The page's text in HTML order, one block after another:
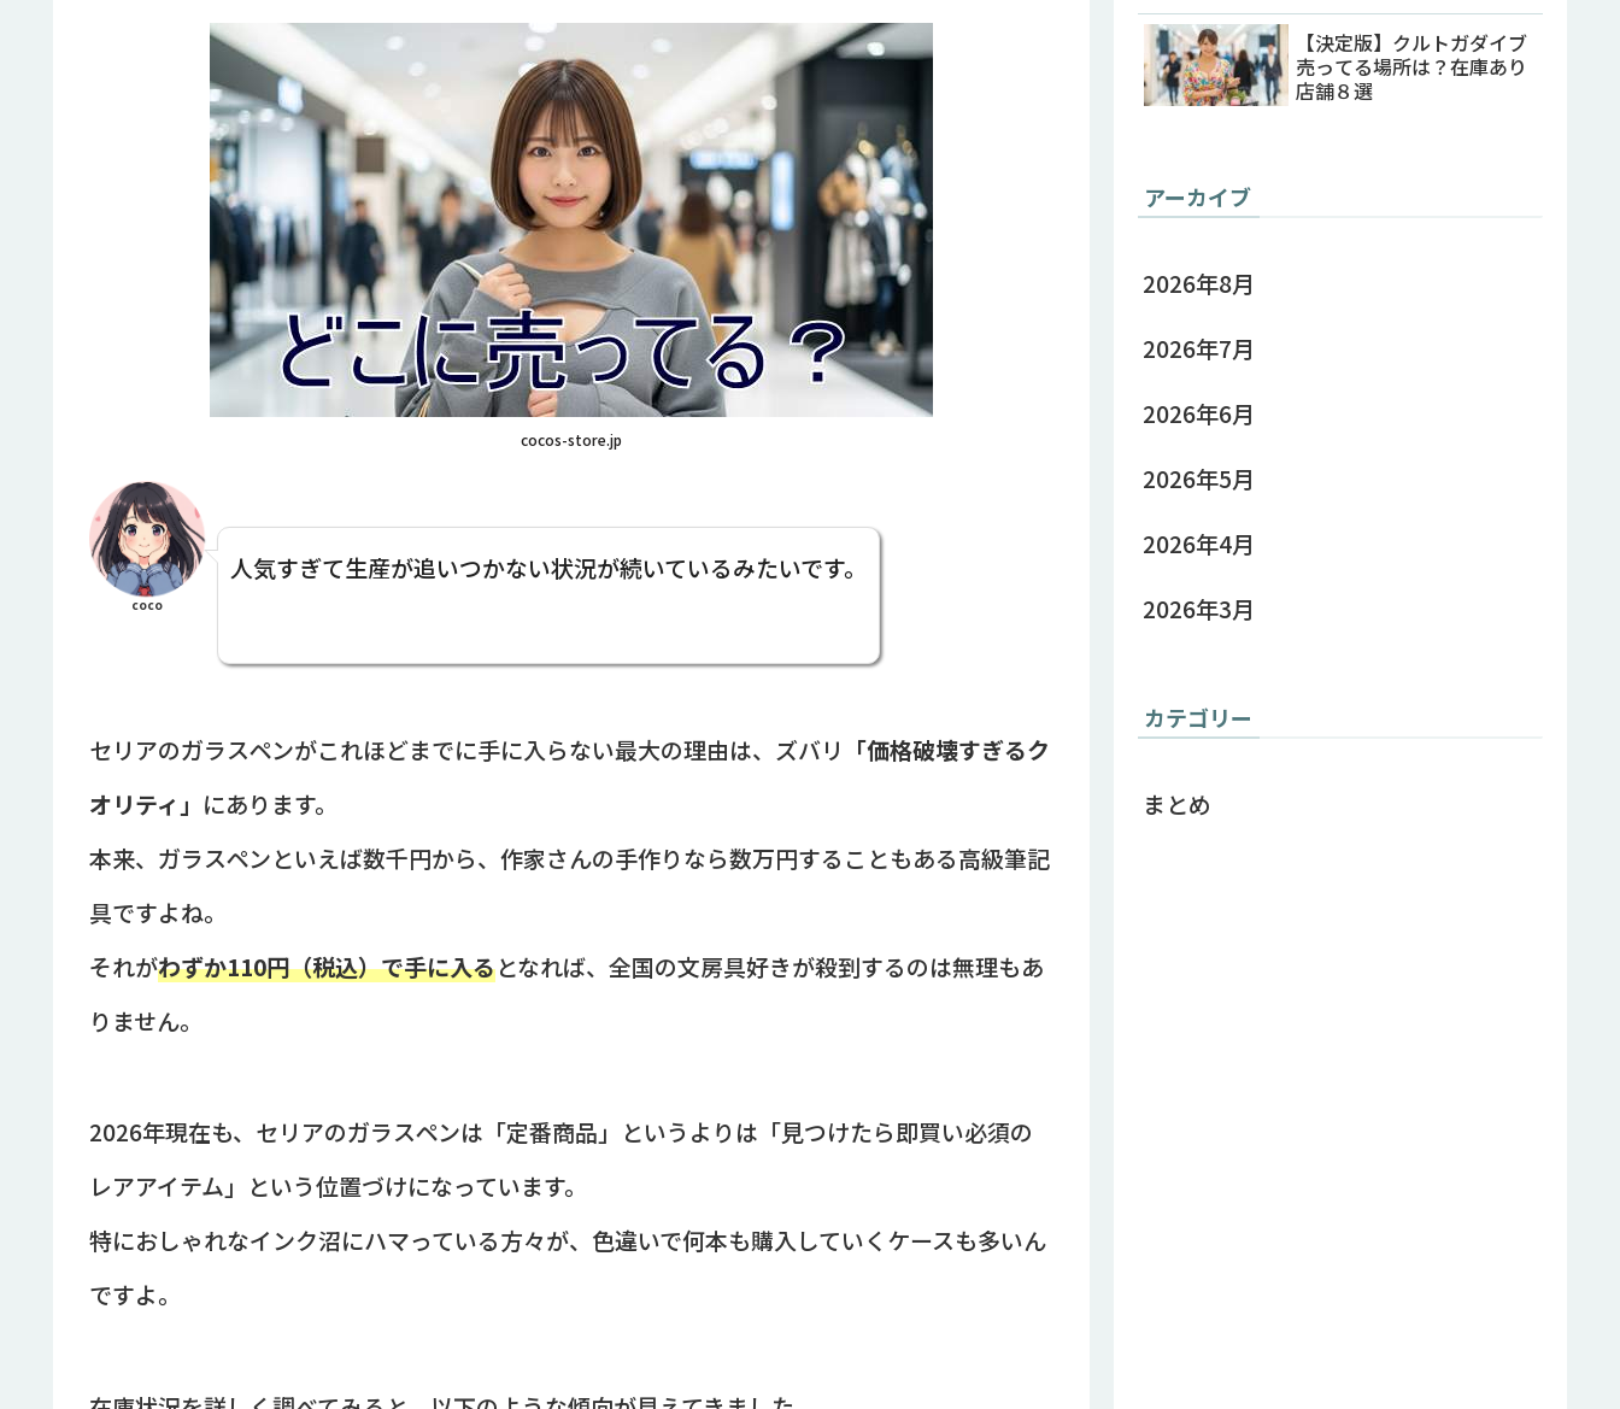
cocos-store.jp
coco
人気すぎて生産が追いつかない状況が続いているみたいです。
セリアのガラスペンがこれほどまでに手に入らない最大の理由は、ズバリ 「価格破壊すぎるク
オリティ」 にあります。
本来、ガラスペンといえば数千円から、作家さんの手作りなら数万円することもある高級筆記
具ですよね。
それがわずか110円（税込）で手に入るとなれば、全国の文房具好きが殺到するのは無理もあ
りません。
2026年現在も、セリアのガラスペンは「定番商品」というよりは「見つけたら即買い必須の
レアアイテム」という位置づけになっています。
特におしゃれなインク沼にハマっている方々が、色違いで何本も購入していくケースも多いん
ですよ。
【決定版】クルトガダイブ
売ってる場所は？在庫あり
店舗８選
アーカイブ
2026年8月
2026年7月
2026年6月
2026年5月
2026年4月
2026年3月
カテゴリー
まとめ